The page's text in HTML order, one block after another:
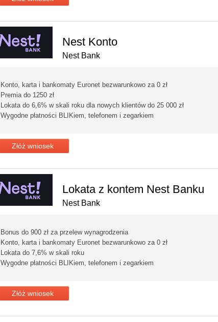
Nest Konto
Nest Bank
Konto, karta i bankomaty Euronet bezwarunkowo za 0 zł
Premia do 1250 zł
Lokata do 6,6% w skali roku dla nowych klientów do 25 000 zł
Wygodne płatności BLIKiem, telefonem i zegarkiem
Złóż wniosek
Lokata z kontem Nest Banku
Nest Bank
Bonus do 900 zł za przelew wynagrodzenia
Konto, karta i bankomaty Euronet bezwarunkowo za 0 zł
Lokata do 7,6% w skali roku
Wygodne płatności BLIKiem, telefonem i zegarkiem
Złóż wniosek